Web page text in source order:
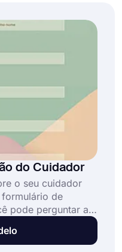
do Cuidador
o seu cuidador
de
pode perguntar ao
com o trabalho e
trabalhar. Comece a